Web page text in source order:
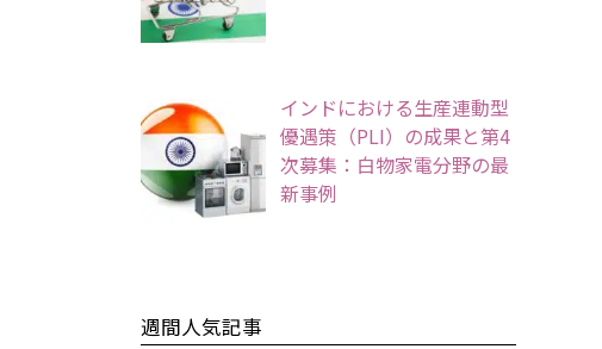
インドにおける生産連動型
優遇策（PLI）の成果と第4
次募集：白物家電分野の最
新事例
週間人気記事